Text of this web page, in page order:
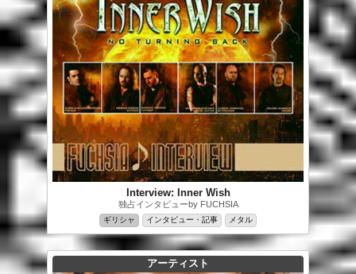
Interview: Inner Wish
独占インタビューby FUCHSIA
ギリシャ インタビュー・記事 メタル
アーティスト